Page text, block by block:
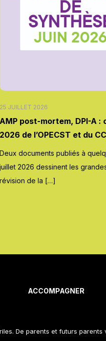
25 JUILLET 2026
AMP post-mortem, DPI-A
2026 de l’OPECST et du
Deux documents publiés à
juillet 2026 dessinent les
révision de la […]
ACCOMPAGNER
De parents et futurs parents